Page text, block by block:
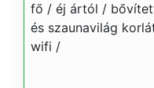
fő / éj ártól /
és szaunavilág
wifi /